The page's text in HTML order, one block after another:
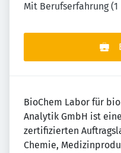
Mit Berufserfahrung (1
BioChem Labor für
Analytik GmbH ist
zertifizierten
Chemie,